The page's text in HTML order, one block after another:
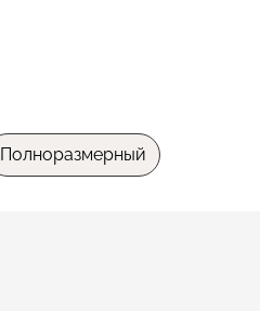
Полноразмерный